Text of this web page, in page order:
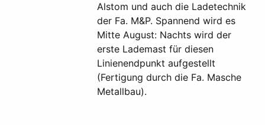
Alstom und auch die Ladetechnik
der Fa. M&P. Spannend wird es
Mitte August: Nachts wird der
erste Lademast für diesen
Linienendpunkt aufgestellt
(Fertigung durch die Fa. Masche
Metallbau).